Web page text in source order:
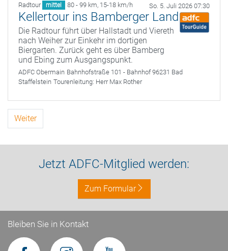
Radtour mittel 80 - 99 km, 15-18 km/h So. 5. Juli 2026 07:30
Kellertour ins Bamberger Land
Die Radtour führt über Hallstadt und Viereth
nach Weiher zur Einkehr im dortigen
Biergarten. Zurück geht es über Bamberg
und Ebing zum Ausgangspunkt.
ADFC Obermain Bahnhofstraße 101 - Bahnhof 96231 Bad
Staffelstein Tourenleitung: Herr Max Rother
Weiter
Jetzt ADFC-Mitglied werden:
Zum Formular
Bleiben Sie in Kontakt